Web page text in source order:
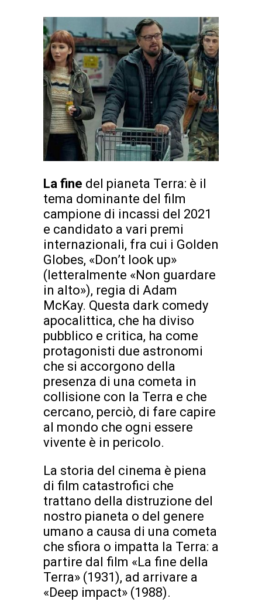
La fine del pianeta Terra: è il
tema dominante del film
campione di incassi del 2021
e candidato a vari premi
internazionali, fra cui i Golden
Globes, «Don’t look up»
(letteralmente «Non guardare
in alto»), regia di Adam
McKay. Questa dark comedy
apocalittica, che ha diviso
pubblico e critica, ha come
protagonisti due astronomi
che si accorgono della
presenza di una cometa in
collisione con la Terra e che
cercano, perciò, di fare capire
al mondo che ogni essere
vivente è in pericolo.
La storia del cinema è piena
di film catastrofici che
trattano della distruzione del
nostro pianeta o del genere
umano a causa di una cometa
che sfiora o impatta la Terra: a
partire dal film «La fine della
Terra» (1931), ad arrivare a
«Deep impact» (1988).